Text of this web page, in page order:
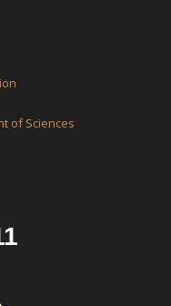
of Sciences